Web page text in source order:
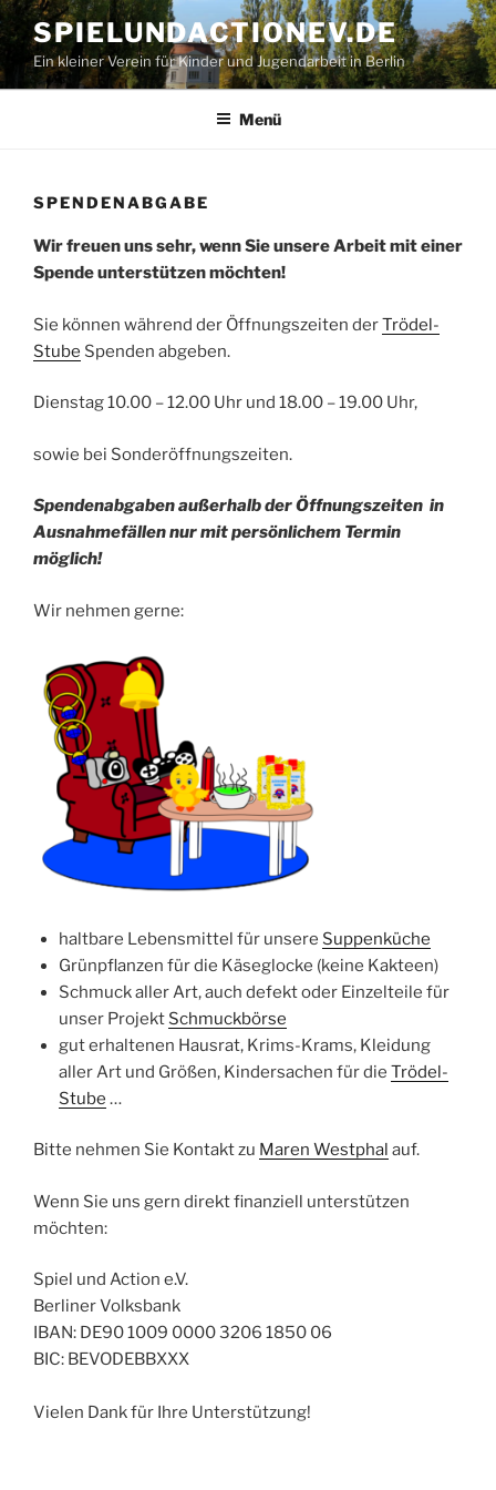
Zum
Inhalt
springen
SPIELUNDACTIONEV.DE
Ein kleiner Verein für Kinder und Jugendarbeit in Berlin
Menü
SPENDENABGABE
Wir freuen uns sehr, wenn Sie unsere Arbeit mit einer
Spende unterstützen möchten!
Sie können während der Öffnungszeiten derTrödel-
Stube Spenden abgeben.
Dienstag 10.00 – 12.00 Uhr und 18.00 – 19.00 Uhr,
sowie bei Sonderöffnungszeiten.
Spendenabgaben außerhalb der Öffnungszeiten in
Ausnahmefällen nur mit persönlichem Termin
möglich!
Wir nehmen gerne:
haltbare Lebensmittel für unsere Suppenküche
Grünpflanzen für die Käseglocke (keine Kakteen)
Schmuck aller Art, auch defekt oder Einzelteile für
unser Projekt Schmuckbörse
gut erhaltenen Hausrat, Krims-Krams, Kleidung
aller Art und Größen, Kindersachen für die Trödel-
Stube …
Bitte nehmen Sie Kontakt zu Maren Westphal auf.
Wenn Sie uns gern direkt finanziell unterstützen
möchten:
Spiel und Action e.V.
Berliner Volksbank
IBAN: DE90 1009 0000 3206 1850 06
BIC: BEVODEBBXXX
Vielen Dank für Ihre Unterstützung!